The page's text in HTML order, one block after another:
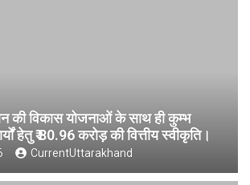
की विकास योजनाओं के साथ ही कुम्भ
हेतु ₹ 80.96 करोड़ की वित्तीय स्वीकृति।
CurrentUttarakhand